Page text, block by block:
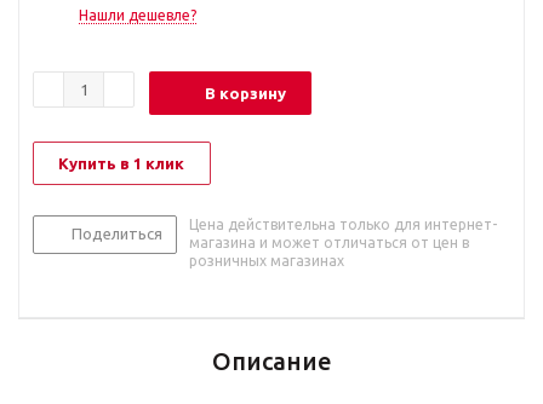
Нашли дешевле?
В корзину
Купить в 1 клик
Поделиться
Цена действительна только для интернет-
магазина и может отличаться от цен в
розничных магазинах
Описание